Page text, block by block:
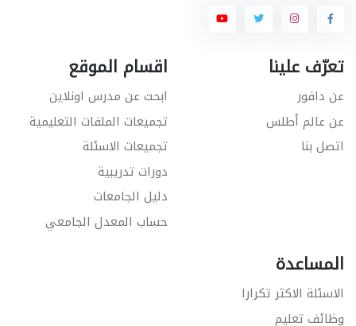
تعرّف علينا
عن دافور
عن عالم أطلس
اتصل بنا
اقسام الموقع
ابحث عن مدرس اونلاين
تجميعات الملفات التعليمية
تجميعات الاسئلة
دورات تدريبية
دليل الجامعات
حساب المعدل الجامعي
المساعدة
الاسئلة الاكثر تكرارا
وظائف تعليم